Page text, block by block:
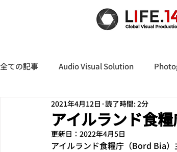
全ての記事 Audio Visual Solution
アイルランド食
2021年4月12日 読了時間: 2分
更新日： 2022年4月5日
アイルランド食糧庁（Bord Bia）